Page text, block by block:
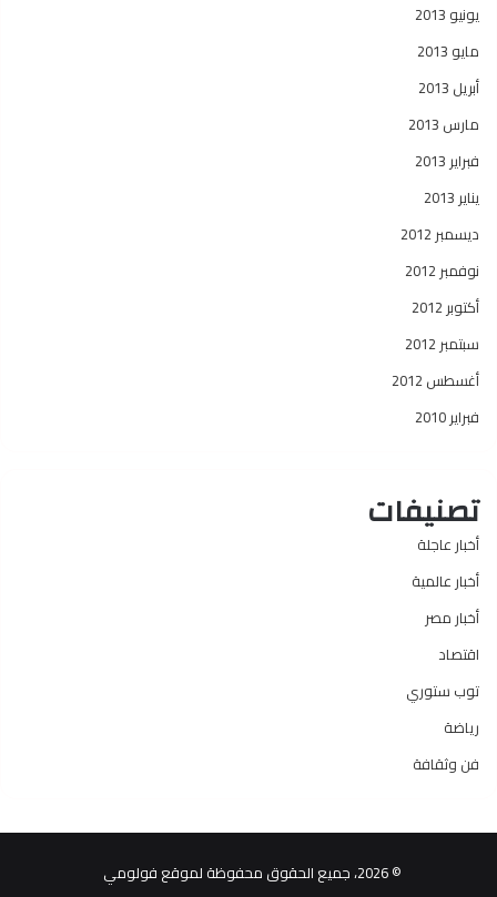
يونيو 2013
مايو 2013
أبريل 2013
مارس 2013
فبراير 2013
يناير 2013
ديسمبر 2012
نوفمبر 2012
أكتوبر 2012
سبتمبر 2012
أغسطس 2012
فبراير 2010
تصنيفات
أخبار عاجلة
أخبار عالمية
أخبار مصر
اقتصاد
توب ستوري
رياضة
فن وثقافة
© 2026، جميع الحقوق محفوظة لموقع فولومي